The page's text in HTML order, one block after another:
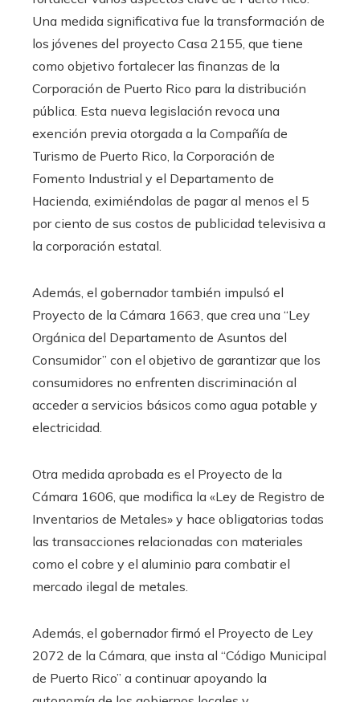
Una medida significativa fue la transformación de
los jóvenes del proyecto Casa 2155, que tiene
como objetivo fortalecer las finanzas de la
Corporación de Puerto Rico para la distribución
pública. Esta nueva legislación revoca una
exención previa otorgada a la Compañía de
Turismo de Puerto Rico, la Corporación de
Fomento Industrial y el Departamento de
Hacienda, eximiéndolas de pagar al menos el 5
por ciento de sus costos de publicidad televisiva a
la corporación estatal.
Además, el gobernador también impulsó el
Proyecto de la Cámara 1663, que crea una “Ley
Orgánica del Departamento de Asuntos del
Consumidor” con el objetivo de garantizar que los
consumidores no enfrenten discriminación al
acceder a servicios básicos como agua potable y
electricidad.
Otra medida aprobada es el Proyecto de la
Cámara 1606, que modifica la «Ley de Registro de
Inventarios de Metales» y hace obligatorias todas
las transacciones relacionadas con materiales
como el cobre y el aluminio para combatir el
mercado ilegal de metales.
Además, el gobernador firmó el Proyecto de Ley
2072 de la Cámara, que insta al “Código Municipal
de Puerto Rico” a continuar apoyando la